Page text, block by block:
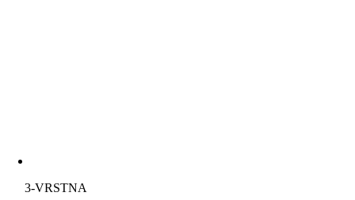
3-VRSTNA